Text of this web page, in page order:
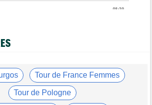
08:20
de France Femmes... 21 abandons
victime d'une fracture de la clavicule
La diffusion TV de la 9e étape du Tour
Tour de France Femmes
Tour de Pologne